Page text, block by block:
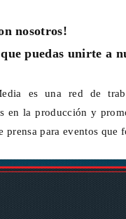
nosotros!
que puedas unirte a
es una red de
en la producción y
prensa para eventos que